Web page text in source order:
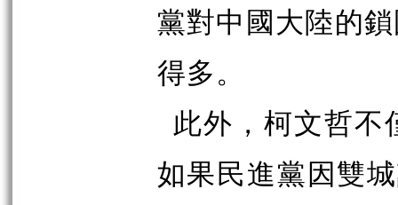
黨對中國大陸的
得多。
此外，柯文哲不
如果民進黨因雙